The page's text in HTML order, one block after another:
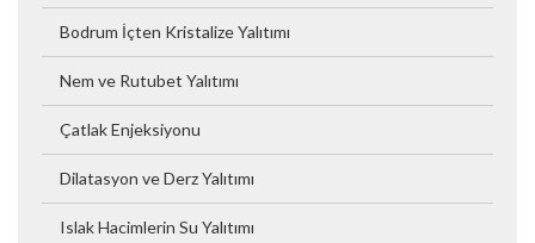
Bodrum İçten Kristalize Yalıtımı
Nem ve Rutubet Yalıtımı
Çatlak Enjeksiyonu
Dilatasyon ve Derz Yalıtımı
Islak Hacimlerin Su Yalıtımı